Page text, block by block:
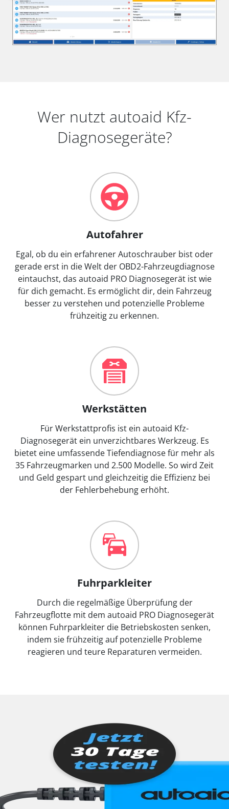
Wer nutzt autoaid Kfz-
Diagnosegeräte?
Autofahrer
Egal, ob du ein erfahrener Autoschrauber bist oder
gerade erst in die Welt der OBD2-Fahrzeugdiagnose
eintauchst, das autoaid PRO Diagnosegerät ist wie
für dich gemacht. Es ermöglicht dir, dein Fahrzeug
besser zu verstehen und potenzielle Probleme
frühzeitig zu erkennen.
Werkstätten
Für Werkstattprofis ist ein autoaid Kfz-
Diagnosegerät ein unverzichtbares Werkzeug. Es
bietet eine umfassende Tiefendiagnose für mehr als
35 Fahrzeugmarken und 2.500 Modelle. So wird Zeit
und Geld gespart und gleichzeitig die Effizienz bei
der Fehlerbehebung erhöht.
Fuhrparkleiter
Durch die regelmäßige Überprüfung der
Fahrzeugflotte mit dem autoaid PRO Diagnosegerät
können Fuhrparkleiter die Betriebskosten senken,
indem sie frühzeitig auf potenzielle Probleme
reagieren und teure Reparaturen vermeiden.